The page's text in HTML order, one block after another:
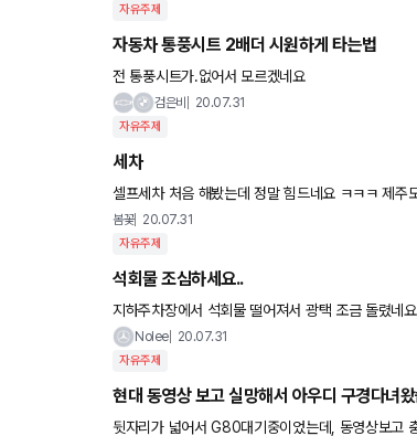
자유주제
자동차 통풍시트 2배더 시원하게 타는법
전 통풍시트가.없어서 모르겠네요
검은비 20.07.31
자유주제
세차
셀프세차 처음 해봤는데 정말 힘드네요 ㅋㅋㅋ 제주
봄꽃 20.07.31
자유주제
석회물 조심하세요..
Nolee 20.07.31
자유주제
현대 동영상 보고 실망해서 아우디 구경다녀
뒷자리가 넓어서 G80대기중이었는데, 동영상보고